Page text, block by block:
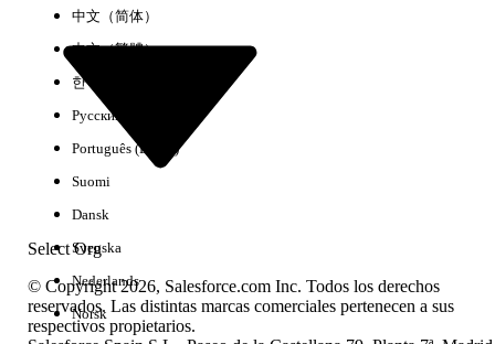
No hay resultados
Select Org
中文（简体）
中文（繁體）
한국어
Русский
Português (Brasil)
Suomi
Dansk
Svenska
Nederlands
Norsk
© Copyright 2026, Salesforce.com Inc. Todos los derechos
reservados. Las distintas marcas comerciales pertenecen a sus
respectivos propietarios.